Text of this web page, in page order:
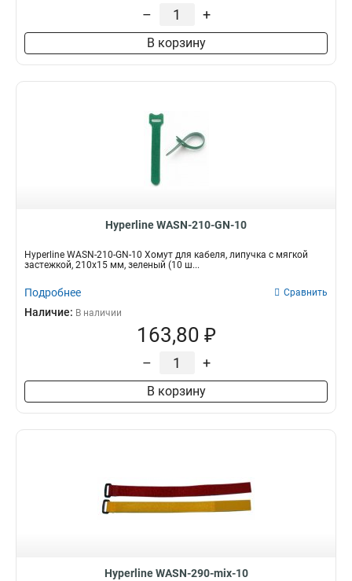
– +
В корзину
Hyperline WASN-210-GN-10
Hyperline WASN-210-GN-10 Хомут для кабеля, липучка с мягкой
застежкой, 210x15 мм, зеленый (10 ш...
Подробнее Сравнить
Наличие: В наличии
163,80 ₽
– +
В корзину
Hyperline WASN-290-mix-10